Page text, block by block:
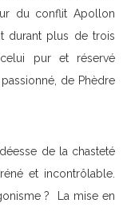
du conflit Apollon
durant plus de trois
pur et réservé
de Phèdre
de la chasteté
et incontrôlable.
? La mise en